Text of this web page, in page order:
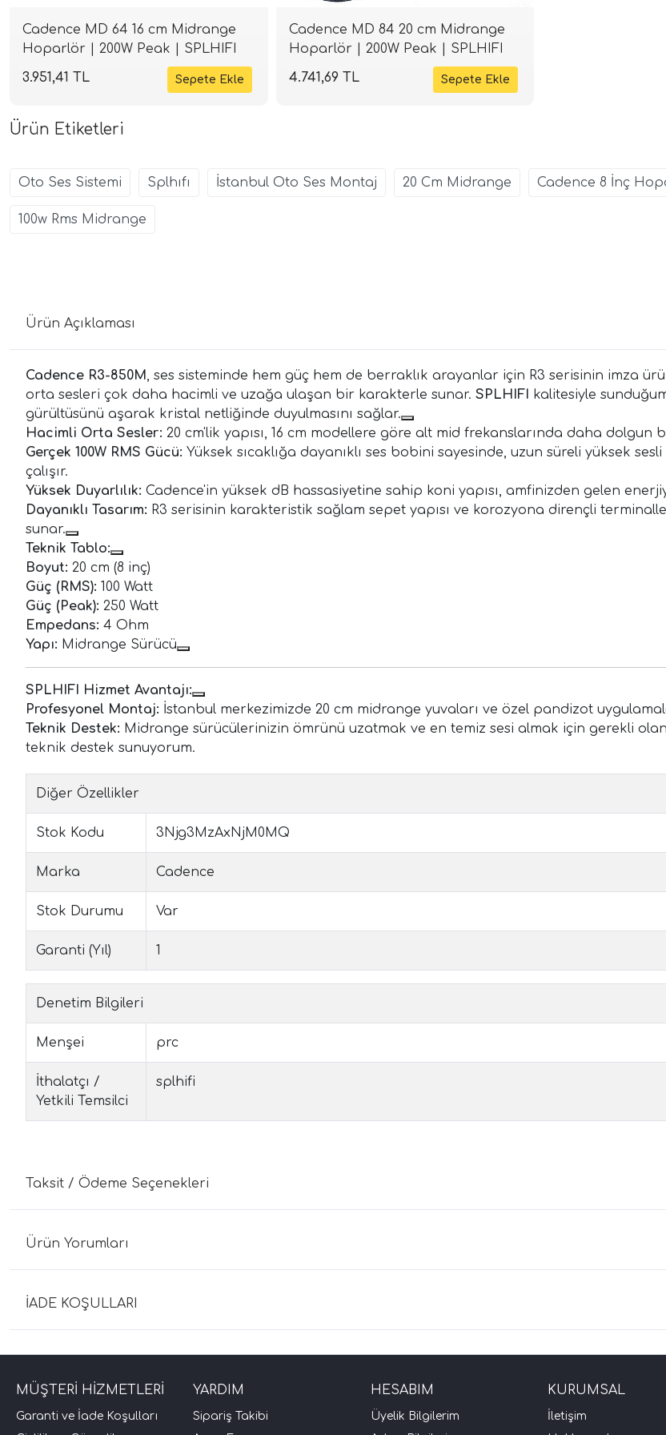
Cadence MD 64 16 cm Midrange
Hoparlör | 200W Peak | SPLHIFI
3.951,41 TL
Cadence MD 84 20 cm Midrange
Hoparlör | 200W Peak | SPLHIFI
4.741,69 TL
Ürün Etiketleri
Oto Ses Sistemi Splhıfı İstanbul Oto Ses Montaj 20 Cm Midrange Cadence 8 İnç
100w Rms Midrange
Ürün Açıklaması
Cadence R3-850M, ses sisteminde hem güç hem de berraklık arayanlar için R3 serisinin imza
orta sesleri çok daha hacimli ve uzağa ulaşan bir karakterle sunar. SPLHIFI kalitesiyle
gürültüsünü aşarak kristal netliğinde duyulmasını sağlar.
Hacimli Orta Sesler: 20 cm'lik yapısı, 16 cm modellere göre alt mid frekanslarında daha dolgun
Gerçek 100W RMS Gücü: Yüksek sıcaklığa dayanıklı ses bobini sayesinde, uzun süreli yüksek
çalışır.
Yüksek Duyarlılık: Cadence'in yüksek dB hassasiyetine sahip koni yapısı, amfinizden gelen
Dayanıklı Tasarım: R3 serisinin karakteristik sağlam sepet yapısı ve korozyona dirençli
sunar.
Teknik Tablo:
Boyut: 20 cm (8 inç)
Güç (RMS): 100 Watt
Güç (Peak): 250 Watt
Empedans: 4 Ohm
Yapı: Midrange Sürücü
SPLHIFI Hizmet Avantajı:
Profesyonel Montaj: İstanbul merkezimizde 20 cm midrange yuvaları ve özel pandizot
Teknik Destek: Midrange sürücülerinizin ömrünü uzatmak ve en temiz sesi almak için gerekli
teknik destek sunuyorum.
Diğer Özellikler
Stok Kodu 3Njg3MzAxNjM0MQ
Marka Cadence
Stok Durumu Var
Garanti (Yıl) 1
Denetim Bilgileri
Menşei prc
İthalatçı /
Yetkili Temsilci
splhifi
Taksit / Ödeme Seçenekleri
Ürün Yorumları
İADE KOŞULLARI
MÜŞTERİ HİZMETLERİ
Garanti ve İade Koşulları
YARDIM
Sipariş Takibi
HESABIM
Üyelik Bilgilerim
KURUMSAL
İletişim